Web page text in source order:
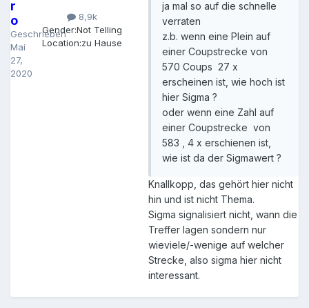
r
o
Geschrieben
Mai
27,
2020
8,9k
Gender:Not Telling
Location:zu Hause
ja mal so auf die schnelle
verraten
z.b. wenn eine Plein auf
einer Coupstrecke von
570 Coups 27 x
erscheinen ist, wie hoch ist
hier Sigma ?
oder wenn eine Zahl auf
einer Coupstrecke von
583 , 4 x erschienen ist,
wie ist da der Sigmawert ?
Knallkopp, das gehört hier nicht
hin und ist nicht Thema.
Sigma signalisiert nicht, wann die
Treffer lagen sondern nur
wieviele/-wenige auf welcher
Strecke, also sigma hier nicht
interessant.